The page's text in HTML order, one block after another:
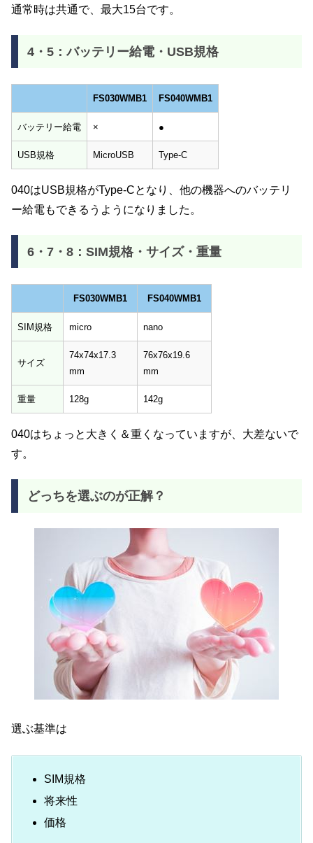
通常時は共通で、最大15台です。
4・5：バッテリー給電・USB規格
FS030WMB1 FS040WMB1
バッテリー給電 × ●
USB規格 MicroUSB Type-C
040はUSB規格がType-Cとなり、他の機器へのバッテリ
ー給電もできるうようになりました。
6・7・8：SIM規格・サイズ・重量
FS030WMB1 FS040WMB1
FS030WMB1
SIM規格 micro nano
サイズ
74x74x17.3
mm
76x76x19.6
mm
重量 128g 142g
040はちょっと大きく＆重くなっていますが、大差ないで
す。
どっちを選ぶのが正解？
選ぶ基準は
SIM規格
将来性
価格